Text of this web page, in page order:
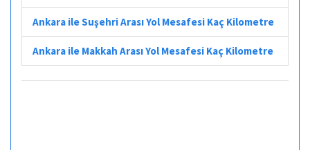
Ankara ile Suşehri Arası Yol Mesafesi Kaç Kilometre
Ankara ile Makkah Arası Yol Mesafesi Kaç Kilometre